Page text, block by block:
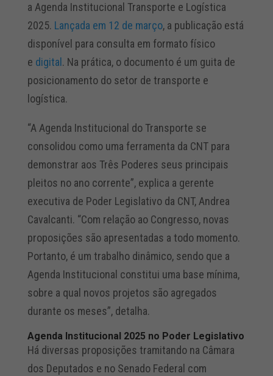
a Agenda Institucional Transporte e Logística
2025. Lançada em 12 de março, a publicação está
disponível para consulta em formato físico
e digital . Na prática, o documento é um guita de
posicionamento do setor de transporte e
logística.
“A Agenda Institucional do Transporte se
consolidou como uma ferramenta da CNT para
demonstrar aos Três Poderes seus principais
pleitos no ano corrente”, explica a gerente
executiva de Poder Legislativo da CNT, Andrea
Cavalcanti. “Com relação ao Congresso, novas
proposições são apresentadas a todo momento.
Portanto, é um trabalho dinâmico, sendo que a
Agenda Institucional constitui uma base mínima,
sobre a qual novos projetos são agregados
durante os meses”, detalha.
Agenda Institucional 2025 no Poder Legislativo
Há diversas proposições tramitando na Câmara
dos Deputados e no Senado Federal com